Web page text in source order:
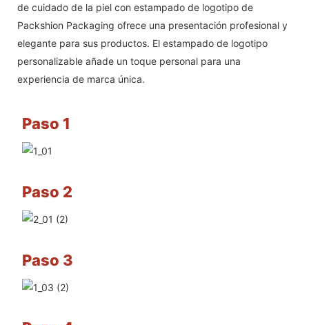
de cuidado de la piel con estampado de logotipo de
Packshion Packaging ofrece una presentación profesional y
elegante para sus productos. El estampado de logotipo
personalizable añade un toque personal para una
experiencia de marca única.
Paso 1
Paso 2
Paso 3